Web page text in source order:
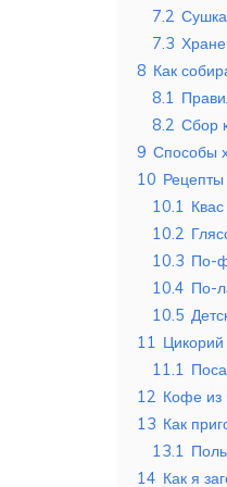
7.2 Сушка
7.3
8 Как
8.1
8.2 Сбор
9 Способы
10 Рецепты
10.1
10.2
10.3 По-
10.4 По-
10.5
11
11.1
12 Кофе из
13 Как
13.1
14 Как я